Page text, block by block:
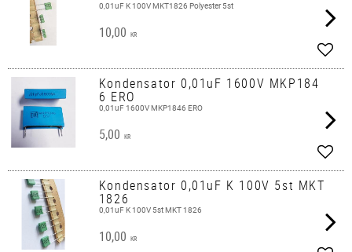
0,01uF K 100V MKT1826 Polyester 5st
10,00 KR
Kondensator 0,01uF 1600V MKP184
6 ERO
0,01uF 1600V MKP1846 ERO
5,00 KR
Kondensator 0,01uF K 100V 5st MKT
1826
0,01uF K 100V 5st MKT 1826
10,00 KR